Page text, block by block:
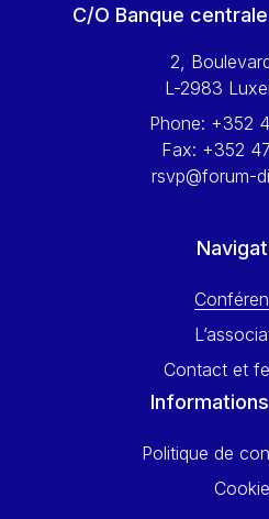
Wolfgang Ketterle
Yossi Beillin
Yves FRANCHET
C/O Banque
2,
L-2983
Phone: +352
Fax: +352
rsvp@forum-
Contact et
Politique de